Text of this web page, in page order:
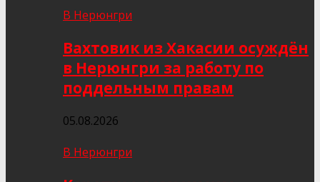
В Нерюнгри
Вахтовик из Хакасии осуждён
в Нерюнгри за работу по
поддельным правам
05.08.2026
В Нерюнгри